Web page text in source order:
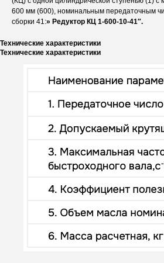
600 мм (600), номинальным передаточным
сборки 41:» Редуктор КЦ 1-600-10-41″.
Технические характеристики
Технические характеристики